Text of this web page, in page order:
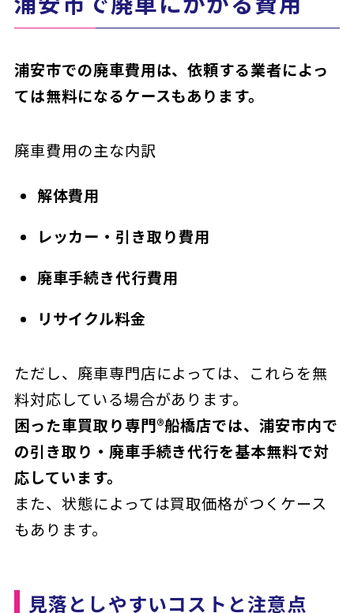
浦安市での廃車費用は、依頼する業者によっ
ては無料になるケースもあります。
廃車費用の主な内訳
解体費用
レッカー・引き取り費用
廃車手続き代行費用
リサイクル料金
ただし、廃車専門店によっては、これらを無
料対応している場合があります。
困った車買取り専門®船橋店では、浦安市内で
の引き取り・廃車手続き代行を基本無料で対
応しています。
また、状態によっては買取価格がつくケース
もあります。
見落としやすいコストと注意点